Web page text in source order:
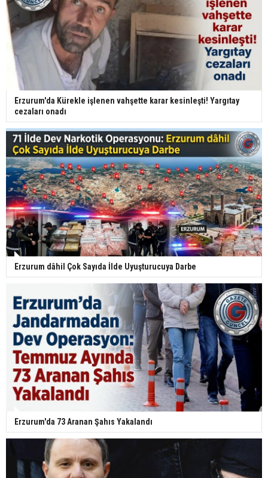
Erzurum'da Kürekle işlenen vahşette karar kesinleşti! Yargıtay
cezaları onadı
Erzurum dâhil Çok Sayıda İlde Uyuşturucuya Darbe
Erzurum'da 73 Aranan Şahıs Yakalandı